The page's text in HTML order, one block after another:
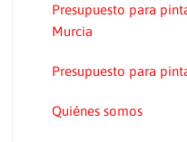
Presupuesto para
Murcia
Presupuesto para
Quiénes somos